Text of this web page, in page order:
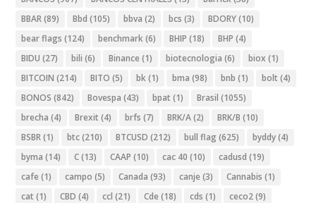
BBAR(89) Bbd (105) bbva (2) bcs (3) BDORY(10)
bear flags (124) benchmark(6) BHIP (18) BHP (4)
BIDU (27) bili (6) Binance (1) biotecnologia (6) biox (1)
BITCOIN (214) BITO (5) bk(1) bma (98) bnb (1) bolt (4)
BONOS (842) Bovespa (43) bpat (1) Brasil (1055)
brecha (4) Brexit (4) brfs (7) BRK/A(2) BRK/B (10)
BSBR(1) btc(210) BTCUSD (212) bull flag (625) byddy(4)
byma (14) C(13) CAAP (10) cac 40 (10) cadusd (19)
cafe (1) campo (5) Canada (93) canje (3) Cannabis (1)
cat (1) CBD (4) ccl (21) Cde (18) cds (1) ceco2(9)